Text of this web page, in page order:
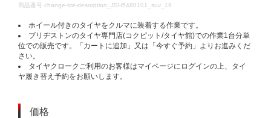
商品番号 change-tire-desorption_JSH5480101_suv_19
ホイール付きのタイヤをクルマに装着する作業です。
ブリヂストンのタイヤ専門店(コクピット/タイヤ館)での作業1台分単
位での販売です。「カートに追加」又は「今すぐ予約」よりお進みくだ
さい。
タイヤクロークご利用のお客様はマイページにログインの上、タイ
ヤ履き替え予約をお願いします。
価格